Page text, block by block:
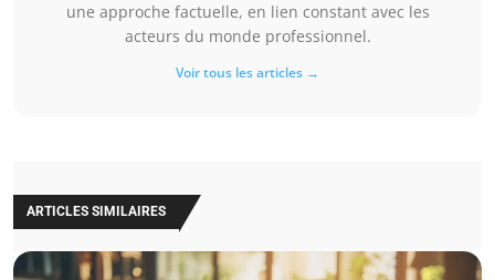
une approche factuelle, en lien constant avec les
acteurs du monde professionnel.
Voir tous les articles →
ARTICLES SIMILAIRES